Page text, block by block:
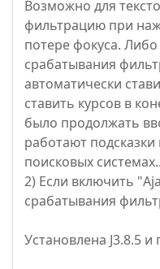
Возможно для
фильтрацию при
потере фокуса.
срабатывания
автоматически
ставить курсов в
было продолжать
работают
поисковых
2) Если включить
срабатывания
Установлена J3.8.5